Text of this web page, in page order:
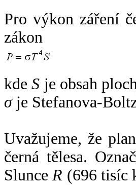
Pro výkon záření
zákon
kdeS je obsah
σje Stefanova-
Uvažujeme, že
černá tělesa.
SlunceR (696 tisíc